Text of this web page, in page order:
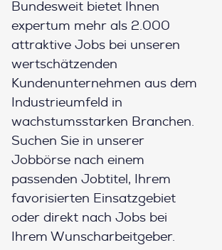
Bundesweit bietet Ihnen
expertum mehr als 2.000
attraktive Jobs bei unseren
wertschätzenden
Kundenunternehmen aus dem
Industrieumfeld in
wachstumsstarken Branchen.
Suchen Sie in unserer
Jobbörse nach einem
passenden Jobtitel, Ihrem
favorisierten Einsatzgebiet
oder direkt nach Jobs bei
Ihrem Wunscharbeitgeber.